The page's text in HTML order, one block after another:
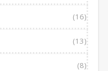
(16)
(13)
(8)